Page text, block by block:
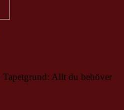
Allt du behöver